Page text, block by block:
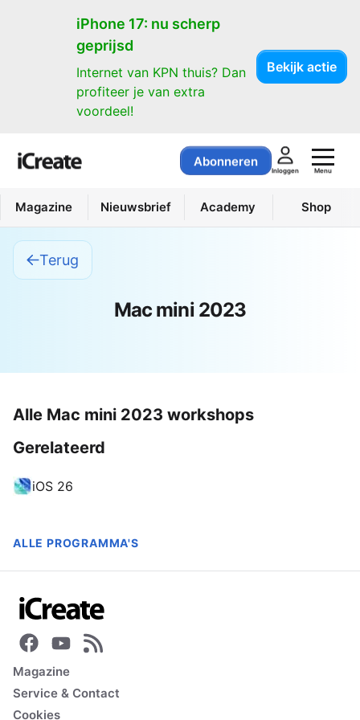
iPhone 17: nu scherp
geprijsd
Internet van KPN thuis? Dan
profiteer je van extra
voordeel!
Bekijk actie
Abonneren
Inloggen Menu
Magazine Nieuwsbrief Academy Shop
Terug
Mac mini 2023
Gerelateerd
iOS 26
ALLE PROGRAMMA'S
Alle Mac mini 2023 workshops
Magazine
Service & Contact
Cookies